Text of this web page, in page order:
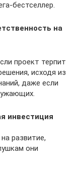
бестселлер.
на
проект терпит
исходя из
даже если
инвестиция
развитие,
они